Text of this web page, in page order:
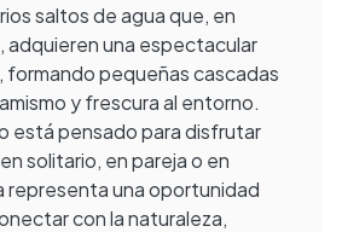
saltos de agua que, en
adquieren una espectacular
formando pequeñas cascadas
y frescura al entorno.
está pensado para disfrutar
solitario, en pareja o en
representa una oportunidad
con la naturaleza,